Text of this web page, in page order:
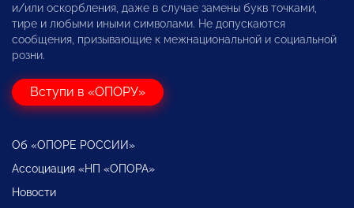
и/или оскорбления, даже в случае замены букв точками,
тире и любыми иными символами. Не допускаются
сообщения, призывающие к межнациональной и социальной
розни.
Вступи в «ОПОРУ»
Об «ОПОРЕ РОССИИ»
Ассоциация «НП «ОПОРА»
Новости